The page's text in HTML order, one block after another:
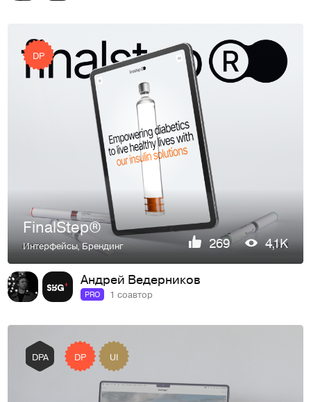
DP
FinalStep®
Интерфейсы,Брендинг 269 4,1K
Андрей Ведерников
PRO 1 соавтор
DPA DP UI